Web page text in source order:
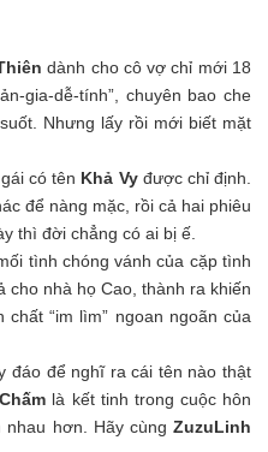
dành cho cô vợ chỉ mới 18
gia-dễ-tính”, chuyên bao che
Nhưng lấy rồi mới biết mặt
có tên Khả Vyđược chỉ định.
để nàng mặc, rồi cả hai phiêu
thì đời chẳng có ai bị ế.
tình chóng vánh của cặp tình
cho nhà họ Cao, thành ra khiến
“im lìm” ngoan ngoãn của
đáo để nghĩ ra cái tên nào thật
là kết tinh trong cuộc hôn
hơn. Hãy cùng ZuzuLinh